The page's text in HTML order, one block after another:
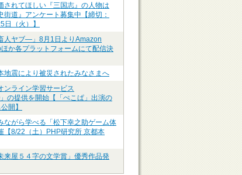
されてほしい『三国志』の人物は
街道』アンケート募集中【締切：
（火）】
人ヤブ―」8月1日よりAmazon
か各プラットフォームにて配信決
地震により被災されたみなさまへ
ンライン学習サービス
の提供を開始【「ぺこぱ」出演の
開】
ながら学べる「松下幸之助ゲーム体
【8/22（土）PHP研究所 京都本
来屋５４字の文学賞」優秀作品発